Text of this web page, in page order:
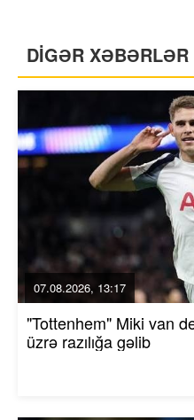
DİGƏR XƏBƏRLƏR
07.08.2026, 13:17
"Tottenhem" Miki van
üzrə razılığa gəlib